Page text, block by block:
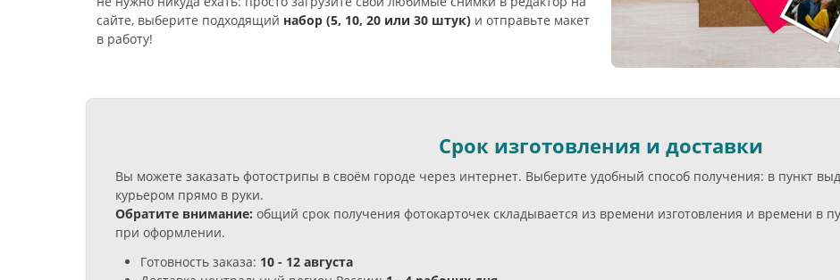
сайте, выберите подходящий набор (5, 10, 20 или 30 штук) и отправьте макет
в работу!
Срок изготовления и доставки
Вы можете заказать фотострипы в своём городе через интернет. Выберите удобный способ получения: в пункт
курьером прямо в руки.
Обратите внимание: общий срок получения фотокарточек складывается из времени изготовления и времени в
при оформлении.
Готовность заказа: 10 - 12 августа